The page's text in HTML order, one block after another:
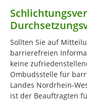
Sollten Sie auf
barrierefreien
keine
Ombudsstelle für
Landes Nordrhein-
ist der Beauftragten